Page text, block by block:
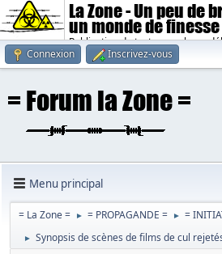
La Zone - Un peu de
un monde de finesse
Publication de textes sombres,
Connexion
Inscrivez-vous
Menu principal
= La Zone = ► = PROPAGANDE = ► =
► Synopsis de scènes de films de cul